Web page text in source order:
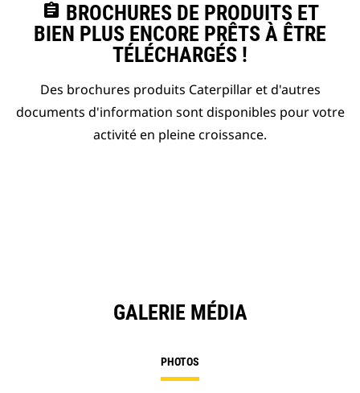
assignment BROCHURES DE PRODUITS ET
BIEN PLUS ENCORE PRÊTS À ÊTRE
TÉLÉCHARGÉS !
Des brochures produits Caterpillar et d'autres
documents d'information sont disponibles pour votre
activité en pleine croissance.
GALERIE MÉDIA
PHOTOS